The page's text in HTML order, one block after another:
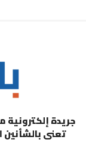
جريدة إلكترونية
تعنى بالشأنين